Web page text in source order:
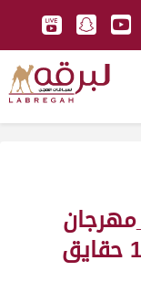
الحقايق الصيفي الثالث ش1 حقايق